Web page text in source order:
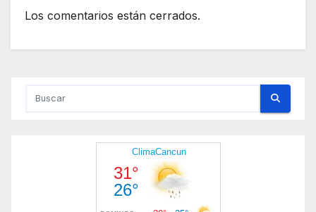
Los comentarios están cerrados.